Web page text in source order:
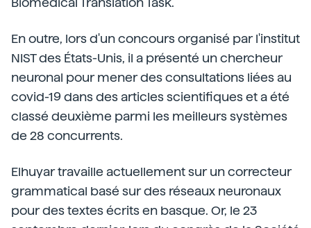
En outre, lors d'un concours organisé par l'institut
NIST des États-Unis, il a présenté un chercheur
neuronal pour mener des consultations liées au
covid-19 dans des articles scientifiques et a été
classé deuxième parmi les meilleurs systèmes
de 28 concurrents.
Elhuyar travaille actuellement sur un correcteur
grammatical basé sur des réseaux neuronaux
pour des textes écrits en basque. Or, le 23